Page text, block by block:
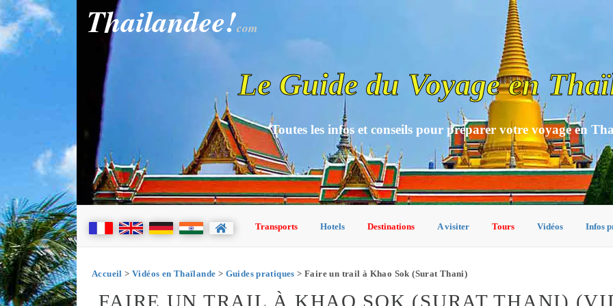
Thailandee!com
Le Guide du Voyage en
Toutes les infos et conseils pour préparer votre voyage en
Transports Hotels Destinations A visiter Tours Vidéos Infos
Accueil > Vidéos en Thaïlande > Guides pratiques > Faire un trail à Khao Sok (Surat Thani)
FAIRE UN TRAIL À KHAO SOK (SURAT THANI)